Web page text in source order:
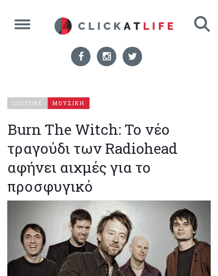
CULTURE ΜΟΥΣΙΚΗ
Burn The Witch: Το νέο
τραγούδι των Radiohead
αφήνει αιχμές για το
προσφυγικό